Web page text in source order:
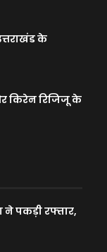
के
किरेन रिजिजू के
ने पकड़ी रफ्तार,